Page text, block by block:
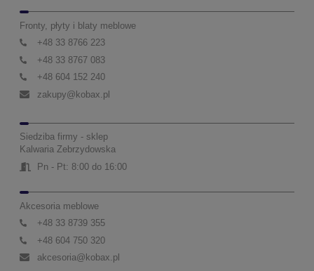
Fronty, płyty i blaty meblowe
+48 33 8766 223
+48 33 8767 083
+48 604 152 240
zakupy@kobax.pl
Siedziba firmy - sklep
Kalwaria Zebrzydowska
Pn - Pt: 8:00 do 16:00
Akcesoria meblowe
+48 33 8739 355
+48 604 750 320
akcesoria@kobax.pl